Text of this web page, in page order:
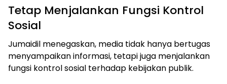
Tetap Menjalankan Fungsi Kontrol
Sosial
Jumaidil menegaskan, media tidak hanya bertugas
menyampaikan informasi, tetapi juga menjalankan
fungsi kontrol sosial terhadap kebijakan publik.